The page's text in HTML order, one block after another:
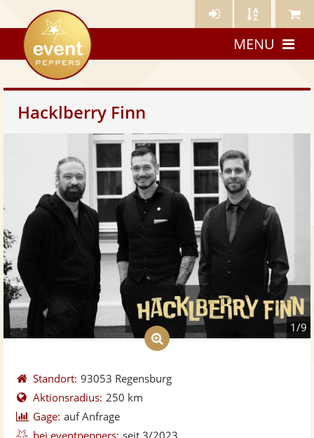
Künstler- Künstler Meine
eventpeppers
MENU
Hacklberry Finn
1/9
Standort: 93053 Regensburg
Aktionsradius: 250 km
Gage: auf Anfrage
bei eventpeppers: seit 3/2023